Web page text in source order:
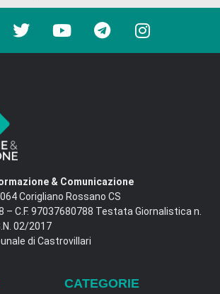
& Comunicazione
Corigliano Rossano CS
– C.F. 97037680788 Testata Giornalistica n.
02/2017
di Castrovillari
CATEGORIE